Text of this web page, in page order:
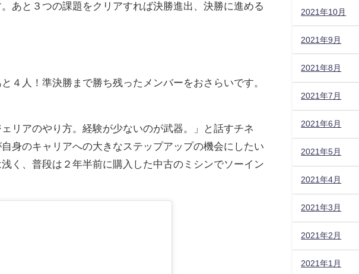
あと３つの課題をクリアすれば決勝進出、決勝に進める
４人！準決勝まで勝ち残ったメンバーをおさらいです。
リアのやり方。経験が少ないのが武器。」と話すチネ
身のキャリアへの大きなステップアップの機会にしたい
く、普段は２年半前に購入した中古のミシンでソーイン
2021年10月
2021年9月
2021年8月
2021年7月
2021年6月
2021年5月
2021年4月
2021年3月
2021年2月
2021年1月